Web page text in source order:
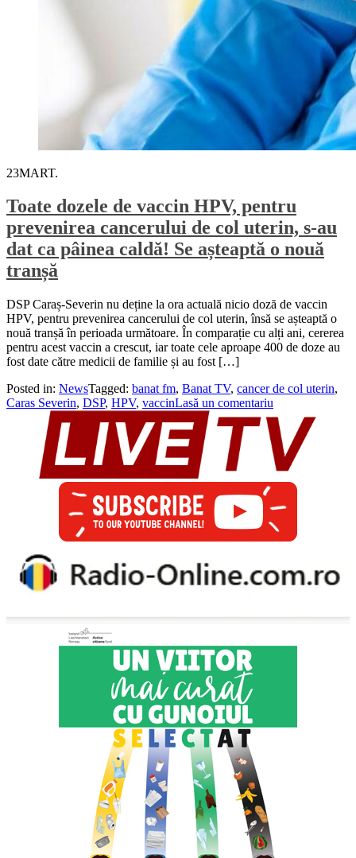
23MART.
Toate dozele de vaccin HPV, pentru
prevenirea cancerului de col uterin, s-au
dat ca pâinea caldă! Se așteaptă o nouă
tranșă
DSP Caraș-Severin nu deține la ora actuală nicio doză de vaccin
HPV, pentru prevenirea cancerului de col uterin, însă se așteaptă o
nouă tranșă în perioada următoare. În comparație cu alți ani, cererea
pentru acest vaccin a crescut, iar toate cele aproape 400 de doze au
fost date către medicii de familie și au fost […]
Posted in: NewsTagged: banat fm, Banat TV, cancer de col uterin,
Caras Severin, DSP, HPV, vaccinLasă un comentariu